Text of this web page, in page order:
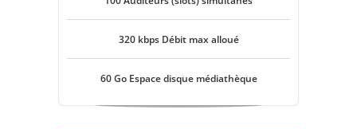
320 kbps Débit max alloué
60 Go Espace disque médiathèque